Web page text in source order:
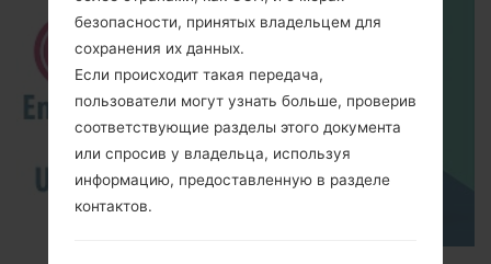
безопасности, принятых владельцем для
сохранения их данных.
Если происходит такая передача,
пользователи могут узнать больше, проверив
соответствующие разделы этого документа
или спросив у владельца, используя
информацию, предоставленную в разделе
контактов.